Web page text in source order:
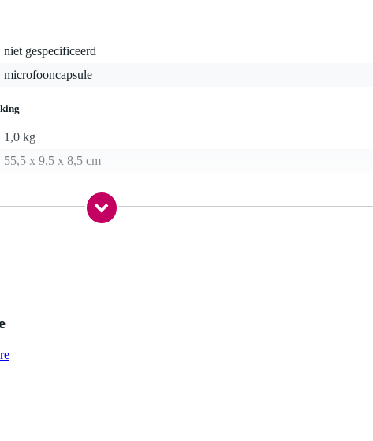
niet gespecificeerd
microfooncapsule
1,0 kg
55,5 x 9,5 x 8,5 cm
shotgun-microfoon